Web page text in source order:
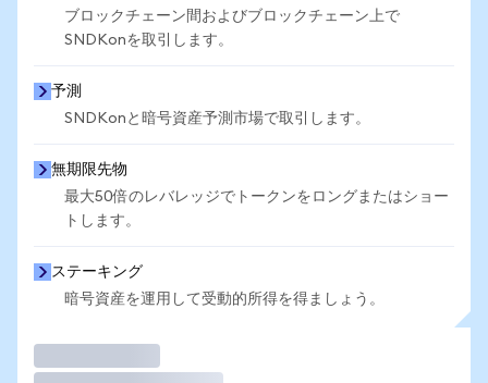
ブロックチェーン間およびブロックチェーン上で
SNDKonを取引します。
予測
SNDKonと暗号資産予測市場で取引します。
無期限先物
最大50倍のレバレッジでトークンをロングまたはショー
トします。
ステーキング
暗号資産を運用して受動的所得を得ましょう。